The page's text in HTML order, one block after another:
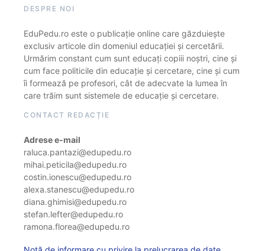
DESPRE NOI
EduPedu.ro este o publicație online care găzduiește
exclusiv articole din domeniul educației și cercetării.
Urmărim constant cum sunt educați copiii noștri, cine și
cum face politicile din educație și cercetare, cine și cum
îi formează pe profesori, cât de adecvate la lumea în
care trăim sunt sistemele de educație și cercetare.
CONTACT REDACȚIE
Adrese e-mail
raluca.pantazi@edupedu.ro
mihai.peticila@edupedu.ro
costin.ionescu@edupedu.ro
alexa.stanescu@edupedu.ro
diana.ghimisi@edupedu.ro
stefan.lefter@edupedu.ro
ramona.florea@edupedu.ro